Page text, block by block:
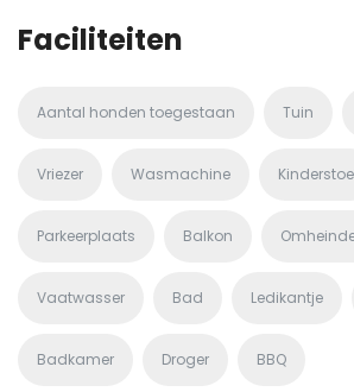
Faciliteiten
Aantal honden toegestaan Tuin
Vriezer Wasmachine
Parkeerplaats Balkon
Vaatwasser Bad Ledikantje
Badkamer Droger BBQ